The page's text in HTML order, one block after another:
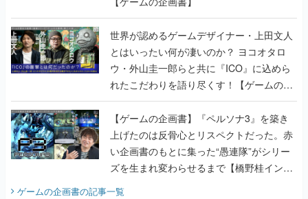
世界が認めるゲームデザイナー・上田文人
とはいったい何が凄いのか？ ヨコオタロ
ウ・外山圭一郎らと共に『ICO』に込めら
れたこだわりを語り尽くす！【ゲームの企
画書】
【ゲームの企画書】『ペルソナ3』を築き
上げたのは反骨心とリスペクトだった。赤
い企画書のもとに集った“愚連隊”がシリー
ズを生まれ変わらせるまで【橋野桂インタ
ビュー】
ゲームの企画書の記事一覧